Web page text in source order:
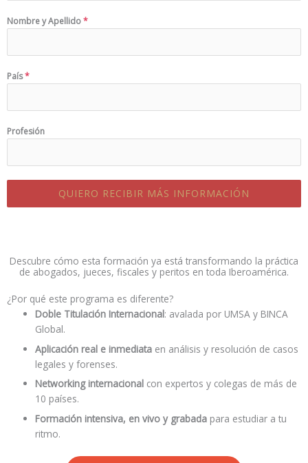
Nombre y Apellido*
País*
Profesión
QUIERO RECIBIR MÁS INFORMACIÓN
Descubre cómo esta formación ya está transformando la práctica
de abogados, jueces, fiscales y peritos en toda Iberoamérica.
¿Por qué este programa es diferente?
Doble Titulación Internacional: avalada por UMSA y BINCA
Global.
Aplicación real e inmediata en análisis y resolución de casos
legales y forenses.
Networking internacional con expertos y colegas de más de
10 países.
Formación intensiva, en vivo y grabada para estudiar a tu
ritmo.